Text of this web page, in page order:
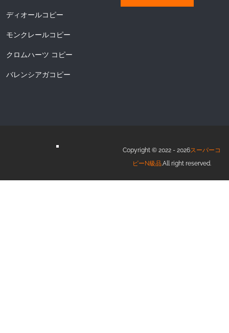
ディオールコピー
モンクレールコピー
クロムハーツ コピー
バレンシアガコピー
Copyright © 2022 - 2026スーパーコ
ピーN級品.All right reserved.